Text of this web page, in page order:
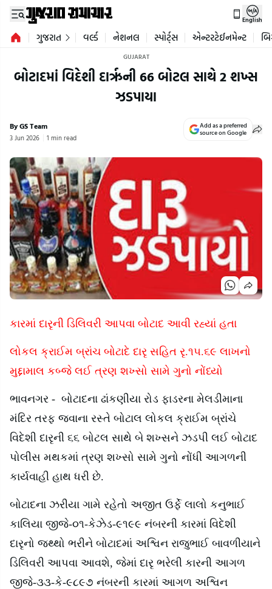
English
ગુજરાત વર્લ્ડ નેશનલ સ્પોર્ટ્સ એન્ટરટેઈનમેન્ટ
GUJARAT
બોટાદમાં વિદેશી દારૃની 66 બોટલ સાથે 2 શખ્સ
ઝડપાયા
By GS Team
3 Jun 2026 1 min read
Add as a preferred
source on Google
કારમાં દારૃની ડિલિવરી આપવા બોટાદ આવી રહ્યાં હતા
લોકલ ક્રાઈમ બ્રાંચ બોટાદે દારૃ સહિત રૃ.૧૫.૬૯ લાખનો
મુદ્દામાલ કબ્જે લઈ ત્રણ શખ્સો સામે ગુનો નોંધ્યો
ભાવનગર - બોટાદના ઢાંકણીયા રોડ ફાડરના મેલડીમાના
મંદિર તરફ જવાના રસ્તે બોટાલ લોકલ ક્રાઈમ બ્રાંચે
વિદેશી દારૃની ૬૬ બોટલ સાથે બે શખ્સને ઝડપી લઈ બોટાદ
પોલીસ મથકમાં ત્રણ શખ્સો સામે ગુનો નોંધી આગળની
કાર્યવાહી હાથ ધરી છે.
બોટાદના ઝરીયા ગામે રહેતો અજીત ઉર્ફે લાલો કનુભાઈ
કાલિયા જીજે-૦૧-કેઝેડ-૯૧૯૯ નંબરની કારમાં વિદેશી
દારૃનો જથ્થો ભરીને બોટાદમાં અશ્વિન રાજુભાઈ બાવળીયાને
ડિલિવરી આપવા આવશે, જેમાં દારૃ ભરેલી કારની આગળ
જીજે-૩૩-કે-૯૮૯૭ નંબરની કારમાં આગળ અશ્વિન